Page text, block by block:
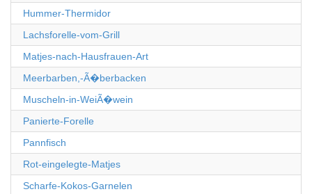
Hummer-Thermidor
Lachsforelle-vom-Grill
Matjes-nach-Hausfrauen-Art
Meerbarben,-Ã�berbacken
Muscheln-in-WeiÃ�wein
Panierte-Forelle
Pannfisch
Rot-eingelegte-Matjes
Scharfe-Kokos-Garnelen